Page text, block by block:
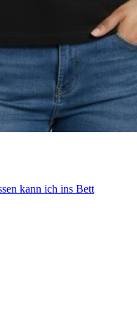
kann ich ins Bett